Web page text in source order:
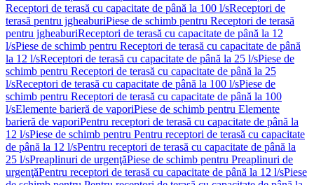
Receptori de terasă cu capacitate de până la 100 l/sReceptori de
terasă pentru jgheaburiPiese de schimb pentru Receptori de terasă
pentru jgheaburiReceptori de terasă cu capacitate de până la 12
l/sPiese de schimb pentru Receptori de terasă cu capacitate de până
la 12 l/sReceptori de terasă cu capacitate de până la 25 l/sPiese de
schimb pentru Receptori de terasă cu capacitate de până la 25
l/sReceptori de terasă cu capacitate de până la 100 l/sPiese de
schimb pentru Receptori de terasă cu capacitate de până la 100
l/sElemente barieră de vaporiPiese de schimb pentru Elemente
barieră de vaporiPentru receptori de terasă cu capacitate de până la
12 l/sPiese de schimb pentru Pentru receptori de terasă cu capacitate
de până la 12 l/sPentru receptori de terasă cu capacitate de până la
25 l/sPreaplinuri de urgenţăPiese de schimb pentru Preaplinuri de
urgenţăPentru receptori de terasă cu capacitate de până la 12 l/sPiese